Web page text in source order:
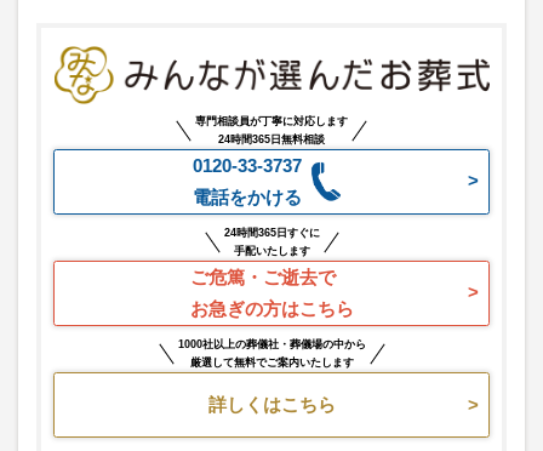
専門相談員が丁寧に対応します
24時間365日無料相談
0120-33-3737
電話をかける
24時間365日すぐに
手配いたします
ご危篤・ご逝去で
お急ぎの方はこちら
1000社以上の葬儀社・葬儀場の中から
厳選して無料でご案内いたします
詳しくはこちら